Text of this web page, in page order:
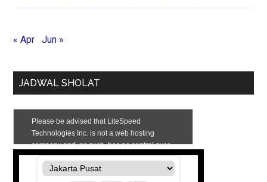
« Apr Jun »
JADWAL SHOLAT